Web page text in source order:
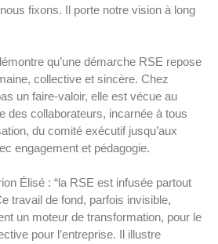
fixons. Il porte notre vision à long
qu’une démarche RSE repose
collective et sincère. Chez
un faire-valoir, elle est vécue au
des collaborateurs, incarnée à tous
du comité exécutif jusqu’aux
engagement et pédagogie.
Élisé : “la RSE est infusée partout
travail de fond, parfois invisible,
un moteur de transformation, pour le
pour l’entreprise. Il illustre